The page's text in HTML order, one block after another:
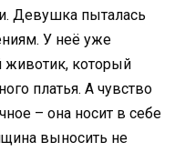
Девушка пыталась
У неё уже
животик, который
платья. А чувство
– она носит в себе
выносить не